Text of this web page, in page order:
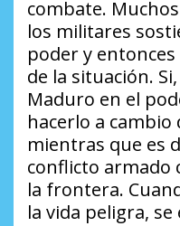
combate.
los militares
poder y
de la situación.
Maduro en el
hacerlo a cambio
mientras que es
conflicto armado
la frontera.
la vida peligra,